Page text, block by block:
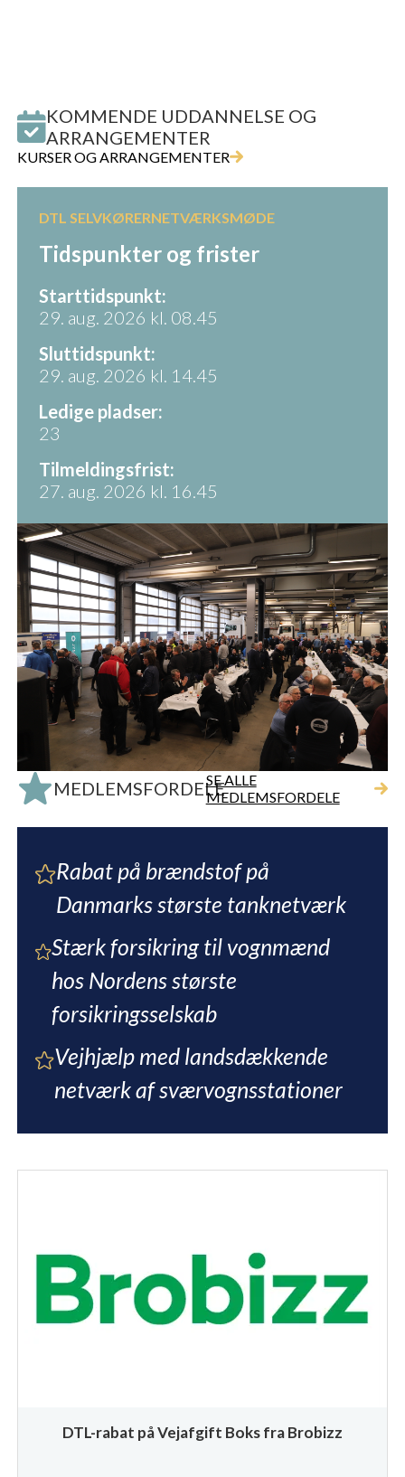
KOMMENDE UDDANNELSE OG
ARRANGEMENTER
KURSER OG ARRANGEMENTER
DTL SELVKØRERNETVÆRKSMØDE
Tidspunkter og frister
Starttidspunkt:
29. aug. 2026 kl. 08.45
Sluttidspunkt:
29. aug. 2026 kl. 14.45
Ledige pladser:
23
Tilmeldingsfrist:
27. aug. 2026 kl. 16.45
MEDLEMSFORDELESE ALLE
MEDLEMSFORDELE
Rabat på brændstof på
Danmarks største tanknetværk
Stærk forsikring til vognmænd
hos Nordens største
forsikringsselskab
Vejhjælp med landsdækkende
netværk af sværvognsstationer
DTL-rabat på Vejafgift Boks fra Brobizz